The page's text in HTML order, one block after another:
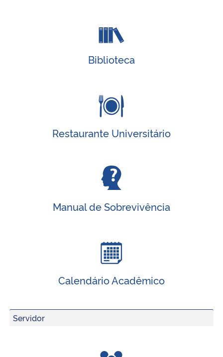
Biblioteca
Restaurante Universitário
Manual de Sobrevivência
Calendário Acadêmico
Servidor